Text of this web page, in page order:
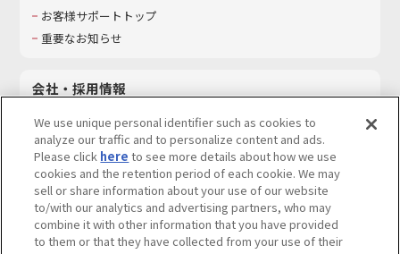
お客様サポートトップ
重要なお知らせ
会社・採用情報
採用情報
サステナビリティ
お問い合わせ
We use unique personal identifier such as cookies to
analyze our traffic and to personalize content and ads.
Please click here to see more details about how we use
cookies and the retention period of each cookie. We may
sell or share information about your use of our website
to/with our analytics and advertising partners, who may
combine it with other information that you have provided
to them or that they have collected from your use of their